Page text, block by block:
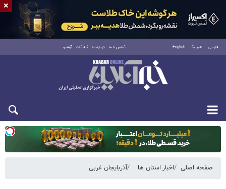
فارسی العربية English تماس با ما درباره ما تبلیغات آرشیو
یکشنبه ۱۸ مرداد ۱۴۰۵
صفحه اصلی اخبار استان ها آذربایجان غربی
×